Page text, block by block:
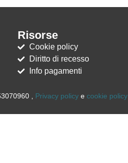
Risorse
Cookie policy
Diritto di recesso
Info pagamenti
, Privacy policy ecookie policy